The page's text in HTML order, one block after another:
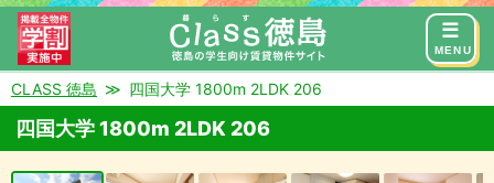
MENU
来店予約 お問い合わせ
CLASS 徳島 四国大学 1800m 2LDK 206
四国大学 1800m 2LDK 206